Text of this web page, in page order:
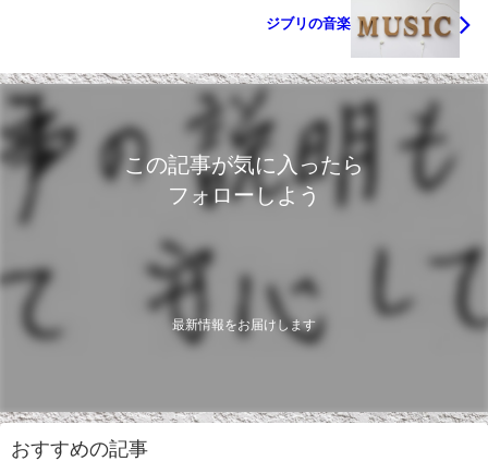
ジブリの音楽
この記事が気に入ったら
フォローしよう
最新情報をお届けします
おすすめの記事